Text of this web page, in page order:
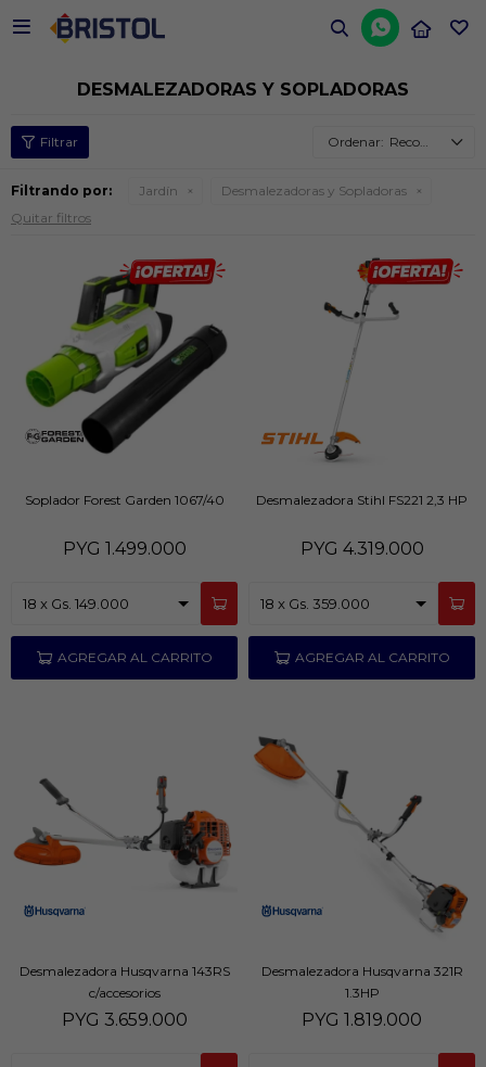


DESMALEZADORAS Y SOPLADORAS
Recomendados
Filtrando por: Jardín
Desmalezadoras y Sopladoras
Quitar filtros
Soplador Forest Garden 1067/40
PYG 1.499.000
Desmalezadora Stihl FS221 2,3 HP
PYG 4.319.000
Desmalezadora Husqvarna 143RS
c/accesorios
PYG 3.659.000
Desmalezadora Husqvarna 321R
1.3HP
PYG 1.819.000